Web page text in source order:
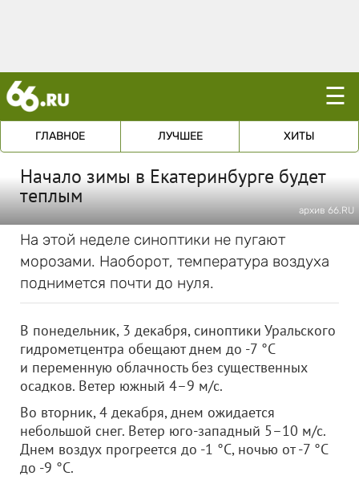
☰
ГЛАВНОЕ ЛУЧШЕЕ ХИТЫ
Начало зимы в Екатеринбурге будет
теплым
архив 66.RU
На этой неделе синоптики не пугают
морозами. Наоборот, температура воздуха
поднимется почти до нуля.
В понедельник, 3 декабря, синоптики Уральского
гидрометцентра обещают днем до -7 °C
и переменную облачность без существенных
осадков. Ветер южный 4–9 м/с.
Во вторник, 4 декабря, днем ожидается
небольшой снег. Ветер юго-западный 5–10 м/с.
Днем воздух прогреется до -1 °C, ночью от -7 °C
до -9 °C.